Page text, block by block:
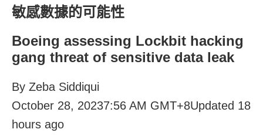
敏感數據的可能性
Boeing assessing Lockbit hacking
gang threat of sensitive data leak
By Zeba Siddiqui
October 28, 20237:56 AM GMT+8Updated 18
hours ago